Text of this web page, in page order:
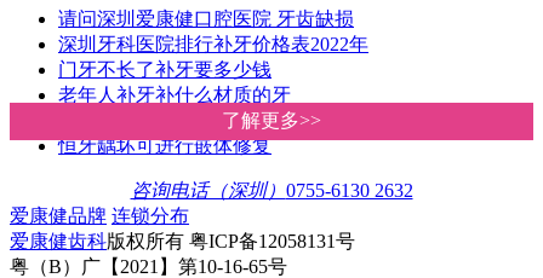
了解更多>>
了解更多>>
请问深圳爱康健口腔医院 牙齿缺损
深圳牙科医院排行补牙价格表2022年
门牙不长了补牙要多少钱
老年人补牙补什么材质的牙
嵌体补牙与传统补牙的区别
恒牙龋坏可进行嵌体修复
咨询电话（深圳） 0755-6130 2632
爱康健品牌 连锁分布
爱康健齿科版权所有 粤ICP备12058131号
粤（B）广【2021】第10-16-65号